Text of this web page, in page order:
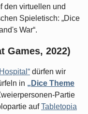
den virtuellen und
Spieletisch: „Dice
War“.
Games, 2022)
dürfen wir
in „Dice Theme
Partie
aufTabletopia